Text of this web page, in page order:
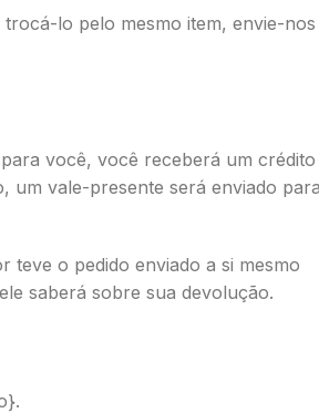
lo pelo mesmo item, envie-nos
você, você receberá um crédito
um vale-presente será enviado para
o pedido enviado a si mesmo
saberá sobre sua devolução.